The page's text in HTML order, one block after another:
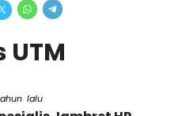
lalu